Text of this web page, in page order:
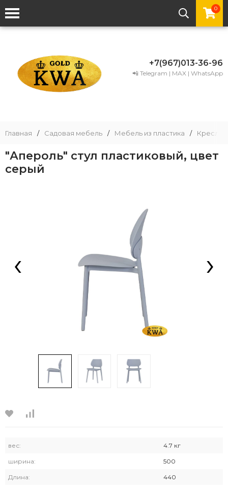
0
+7(967)013-36-96
📲 Telegram | MAX | WhatsApp
Главная / Садовая мебель / Мебель из пластика / Кресла
"Апероль" стул пластиковый, цвет
серый
‹ ›
вес: 4.7 кг
ширина: 500
Длина: 440